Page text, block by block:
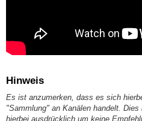
Hinweis
Es ist anzumerken, dass es sich
"Sammlung" an Kanälen handelt.
hierbei ausdrücklich um keine